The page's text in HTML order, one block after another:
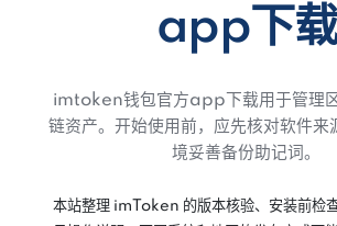
app下载
imtoken钱包官方app下载用于管理
链资产。开始使用前，应先核对软件来
境妥善备份助记词。
本站整理 imToken 的版本核验、安装前检